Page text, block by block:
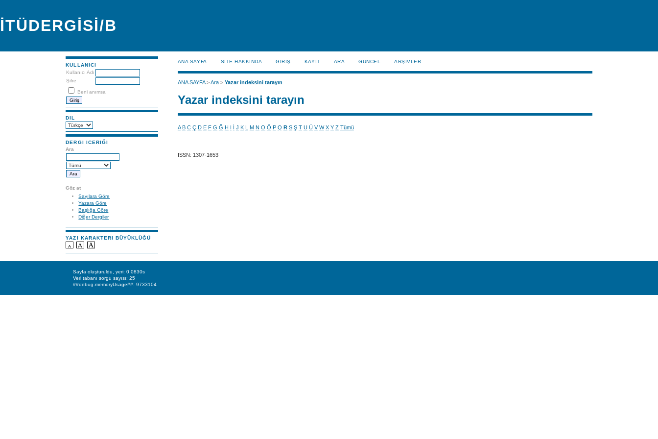
İTÜDERGİSİ/B
KULLANICI
Kullanıcı Adı
Şifre
Beni anımsa
DIL
DERGI ICERIĞI
Ara
Göz at
Sayılara Göre
Yazara Göre
Başlığa Göre
Diğer Dergiler
YAZI KARAKTERI BÜYÜKLÜĞÜ
ANA SAYFA SİTE HAKKINDA GIRIŞ KAYIT ARA GÜNCEL ARŞIVLER
ANA SAYFA>Ara> Yazar indeksini tarayın
Yazar indeksini tarayın
A B C Ç D E F G Ğ H I İ J K L M N O Ö P Q R S Ş T U Ü V W X Y Z Tümü
ISSN: 1307-1653
Sayfa oluşturuldu, yeri: 0.0830s
Veri tabanı sorgu sayısı: 25
##debug.memoryUsage##: 9733104